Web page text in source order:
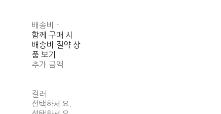
배송비 -
함께 구매 시
배송비 절약 상
품 보기
추가 금액
컬러
선택하세요.